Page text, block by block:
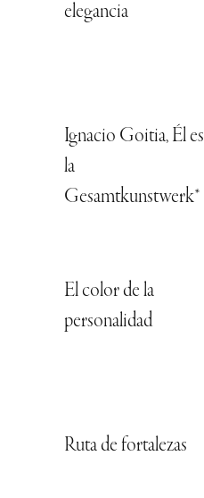
elegancia
Ignacio Goitia, Él es
la
Gesamtkunstwerk*
El color de la
personalidad
Ruta de fortalezas